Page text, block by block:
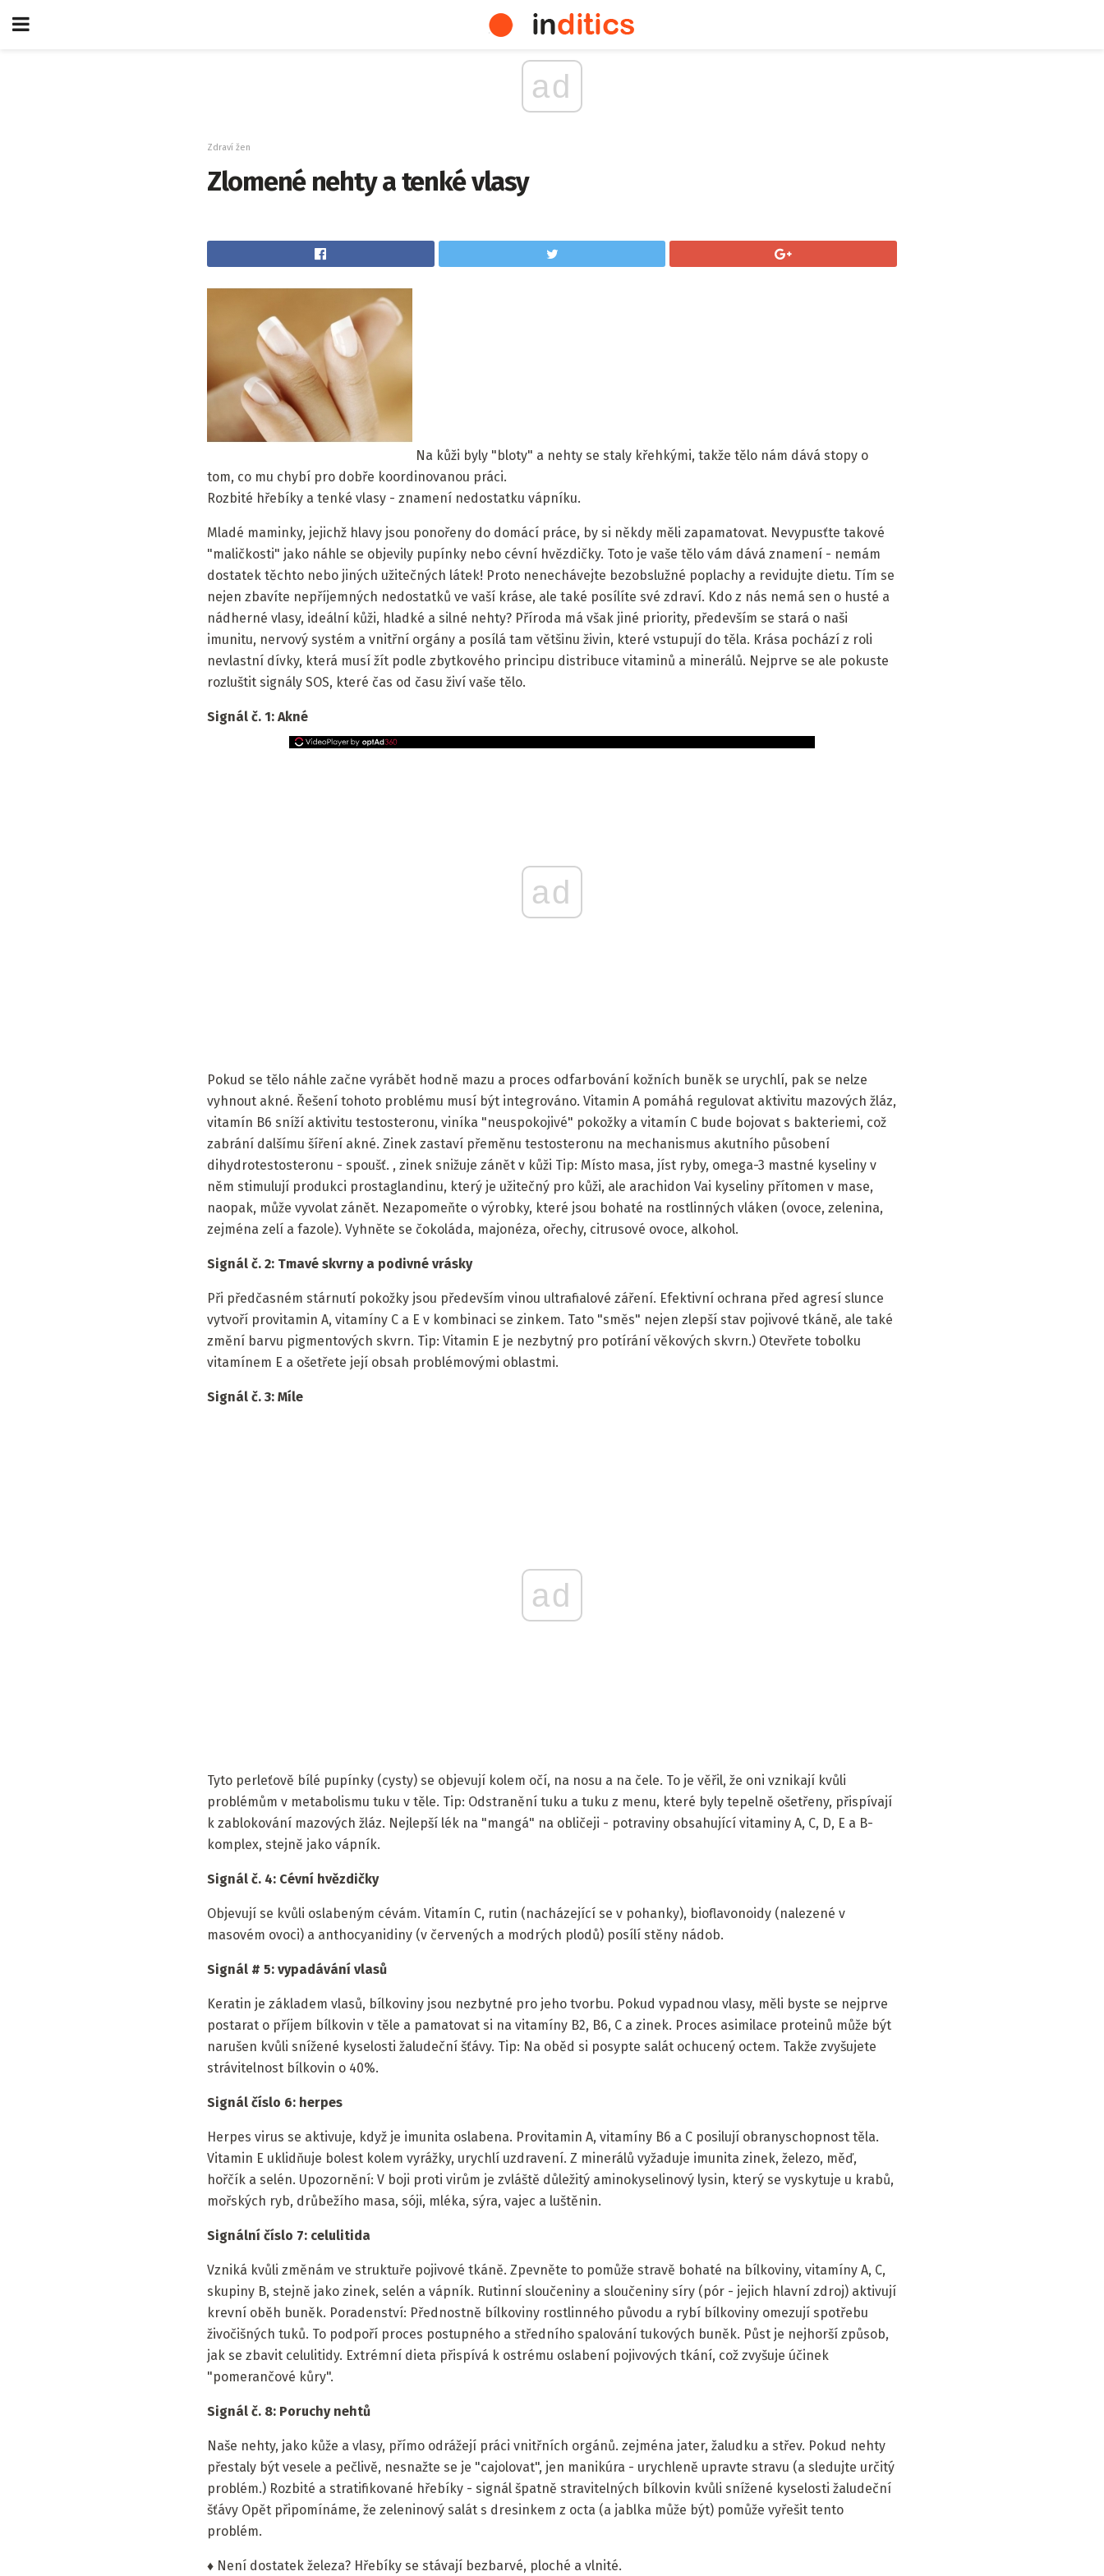
ad
Zdraví žen
Zlomené nehty a tenké vlasy
Na kůži byly "bloty" a nehty se staly křehkými, takže tělo nám dává stopy o
tom, co mu chybí pro dobře koordinovanou práci.
Rozbité hřebíky a tenké vlasy - znamení nedostatku vápníku.
Mladé maminky, jejichž hlavy jsou ponořeny do domácí práce, by si někdy měli zapamatovat. Nevypusťte takové
"maličkosti" jako náhle se objevily pupínky nebo cévní hvězdičky. Toto je vaše tělo vám dává znamení - nemám
dostatek těchto nebo jiných užitečných látek! Proto nenechávejte bezobslužné poplachy a revidujte dietu. Tím se
nejen zbavíte nepříjemných nedostatků ve vaší kráse, ale také posílíte své zdraví. Kdo z nás nemá sen o husté a
nádherné vlasy, ideální kůži, hladké a silné nehty? Příroda má však jiné priority, především se stará o naši
imunitu, nervový systém a vnitřní orgány a posílá tam většinu živin, které vstupují do těla. Krása pochází z roli
nevlastní dívky, která musí žít podle zbytkového principu distribuce vitaminů a minerálů. Nejprve se ale pokuste
rozluštit signály SOS, které čas od času živí vaše tělo.
Signál č. 1: Akné
ad
Pokud se tělo náhle začne vyrábět hodně mazu a proces odfarbování kožních buněk se urychlí, pak se nelze
vyhnout akné. Řešení tohoto problému musí být integrováno. Vitamin A pomáhá regulovat aktivitu mazových žláz,
vitamín B6 sníží aktivitu testosteronu, viníka "neuspokojivé" pokožky a vitamín C bude bojovat s bakteriemi, což
zabrání dalšímu šíření akné. Zinek zastaví přeměnu testosteronu na mechanismus akutního působení
dihydrotestosteronu - spoušť. , zinek snižuje zánět v kůži Tip: Místo masa, jíst ryby, omega-3 mastné kyseliny v
něm stimulují produkci prostaglandinu, který je užitečný pro kůži, ale arachidon Vai kyseliny přítomen v mase,
naopak, může vyvolat zánět. Nezapomeňte o výrobky, které jsou bohaté na rostlinných vláken (ovoce, zelenina,
zejména zelí a fazole). Vyhněte se čokoláda, majonéza, ořechy, citrusové ovoce, alkohol.
Signál č. 2: Tmavé skvrny a podivné vrásky
Při předčasném stárnutí pokožky jsou především vinou ultrafialové záření. Efektivní ochrana před agresí slunce
vytvoří provitamin A, vitamíny C a E v kombinaci se zinkem. Tato "směs" nejen zlepší stav pojivové tkáně, ale také
změní barvu pigmentových skvrn. Tip: Vitamin E je nezbytný pro potírání věkových skvrn.) Otevřete tobolku
vitamínem E a ošetřete její obsah problémovými oblastmi.
Signál č. 3: Míle
ad
Tyto perleťově bílé pupínky (cysty) se objevují kolem očí, na nosu a na čele. To je věřil, že oni vznikají kvůli
problémům v metabolismu tuku v těle. Tip: Odstranění tuku a tuku z menu, které byly tepelně ošetřeny, přispívají
k zablokování mazových žláz. Nejlepší lék na "mangá" na obličeji - potraviny obsahující vitaminy A, C, D, E a B-
komplex, stejně jako vápník.
Signál č. 4: Cévní hvězdičky
Objevují se kvůli oslabeným cévám. Vitamín C, rutin (nacházející se v pohanky), bioflavonoidy (nalezené v
masovém ovoci) a anthocyanidiny (v červených a modrých plodů) posílí stěny nádob.
Signál # 5: vypadávání vlasů
Keratin je základem vlasů, bílkoviny jsou nezbytné pro jeho tvorbu. Pokud vypadnou vlasy, měli byste se nejprve
postarat o příjem bílkovin v těle a pamatovat si na vitamíny B2, B6, C a zinek. Proces asimilace proteinů může být
narušen kvůli snížené kyselosti žaludeční šťávy. Tip: Na oběd si posypte salát ochucený octem. Takže zvyšujete
strávitelnost bílkovin o 40%.
Signál číslo 6: herpes
Herpes virus se aktivuje, když je imunita oslabena. Provitamin A, vitamíny B6 a C posilují obranyschopnost těla.
Vitamin E uklidňuje bolest kolem vyrážky, urychlí uzdravení. Z minerálů vyžaduje imunita zinek, železo, měď,
hořčík a selén. Upozornění: V boji proti virům je zvláště důležitý aminokyselinový lysin, který se vyskytuje u krabů,
mořských ryb, drůbežího masa, sóji, mléka, sýra, vajec a luštěnin.
Signální číslo 7: celulitida
Vzniká kvůli změnám ve struktuře pojivové tkáně. Zpevněte to pomůže stravě bohaté na bílkoviny, vitamíny A, C,
skupiny B, stejně jako zinek, selén a vápník. Rutinní sloučeniny a sloučeniny síry (pór - jejich hlavní zdroj) aktivují
krevní oběh buněk. Poradenství: Přednostně bílkoviny rostlinného původu a rybí bílkoviny omezují spotřebu
živočišných tuků. To podpoří proces postupného a středního spalování tukových buněk. Půst je nejhorší způsob,
jak se zbavit celulitidy. Extrémní dieta přispívá k ostrému oslabení pojivových tkání, což zvyšuje účinek
"pomerančové kůry".
Signál č. 8: Poruchy nehtů
Naše nehty, jako kůže a vlasy, přímo odrážejí práci vnitřních orgánů. zejména jater, žaludku a střev. Pokud nehty
přestaly být vesele a pečlivě, nesnažte se je "cajolovat", jen manikúra - urychleně upravte stravu (a sledujte určitý
problém.) Rozbité a stratifikované hřebíky - signál špatně stravitelných bílkovin kvůli snížené kyselosti žaludeční
šťávy Opět připomínáme, že zeleninový salát s dresinkem z octa (a jablka může být) pomůže vyřešit tento
problém.
♦ Není dostatek železa? Hřebíky se stávají bezbarvé, ploché a vlnité.